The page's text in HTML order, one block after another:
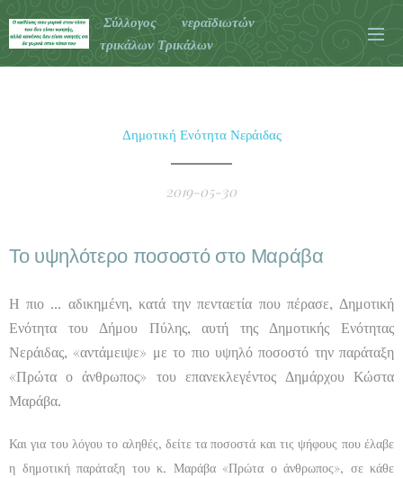
Σύλλογος νεραϊδιωτών
τρικάλων Τρικάλων
Δημοτική Ενότητα Νεράιδας
2019-05-30
Το υψηλότερο ποσοστό στο Μαράβα
Η πιο ... αδικημένη, κατά την πενταετία που πέρασε, Δημοτική
Ενότητα του Δήμου Πύλης, αυτή της Δημοτικής Ενότητας
Νεράιδας, «αντάμειψε» με το πιο υψηλό ποσοστό την παράταξη
«Πρώτα ο άνθρωπος» του επανεκλεγέντος Δημάρχου Κώστα
Μαράβα.
Και για του λόγου το αληθές, δείτε τα ποσοστά και τις ψήφους που έλαβε
η δημοτική παράταξη του κ. Μαράβα «Πρώτα ο άνθρωπος», σε κάθε